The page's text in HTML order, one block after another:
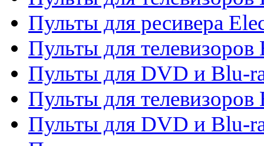
Пульты для ресивера
Пульты для телевизоров
Пульты для DVD и Blu-
Пульты для телевизоров
Пульты для DVD и Blu-